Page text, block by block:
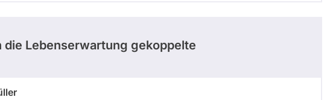
die Lebenserwartung gekoppelte